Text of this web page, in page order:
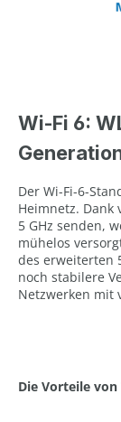
Wi-Fi 6:
Der Wi-Fi-6-
Heimnetz. Dank
5 GHz senden,
mühelos
des erweiterten
noch stabilere
Netzwerken mit
Die Vorteile